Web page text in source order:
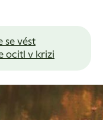
se vést
ocitl v krizi